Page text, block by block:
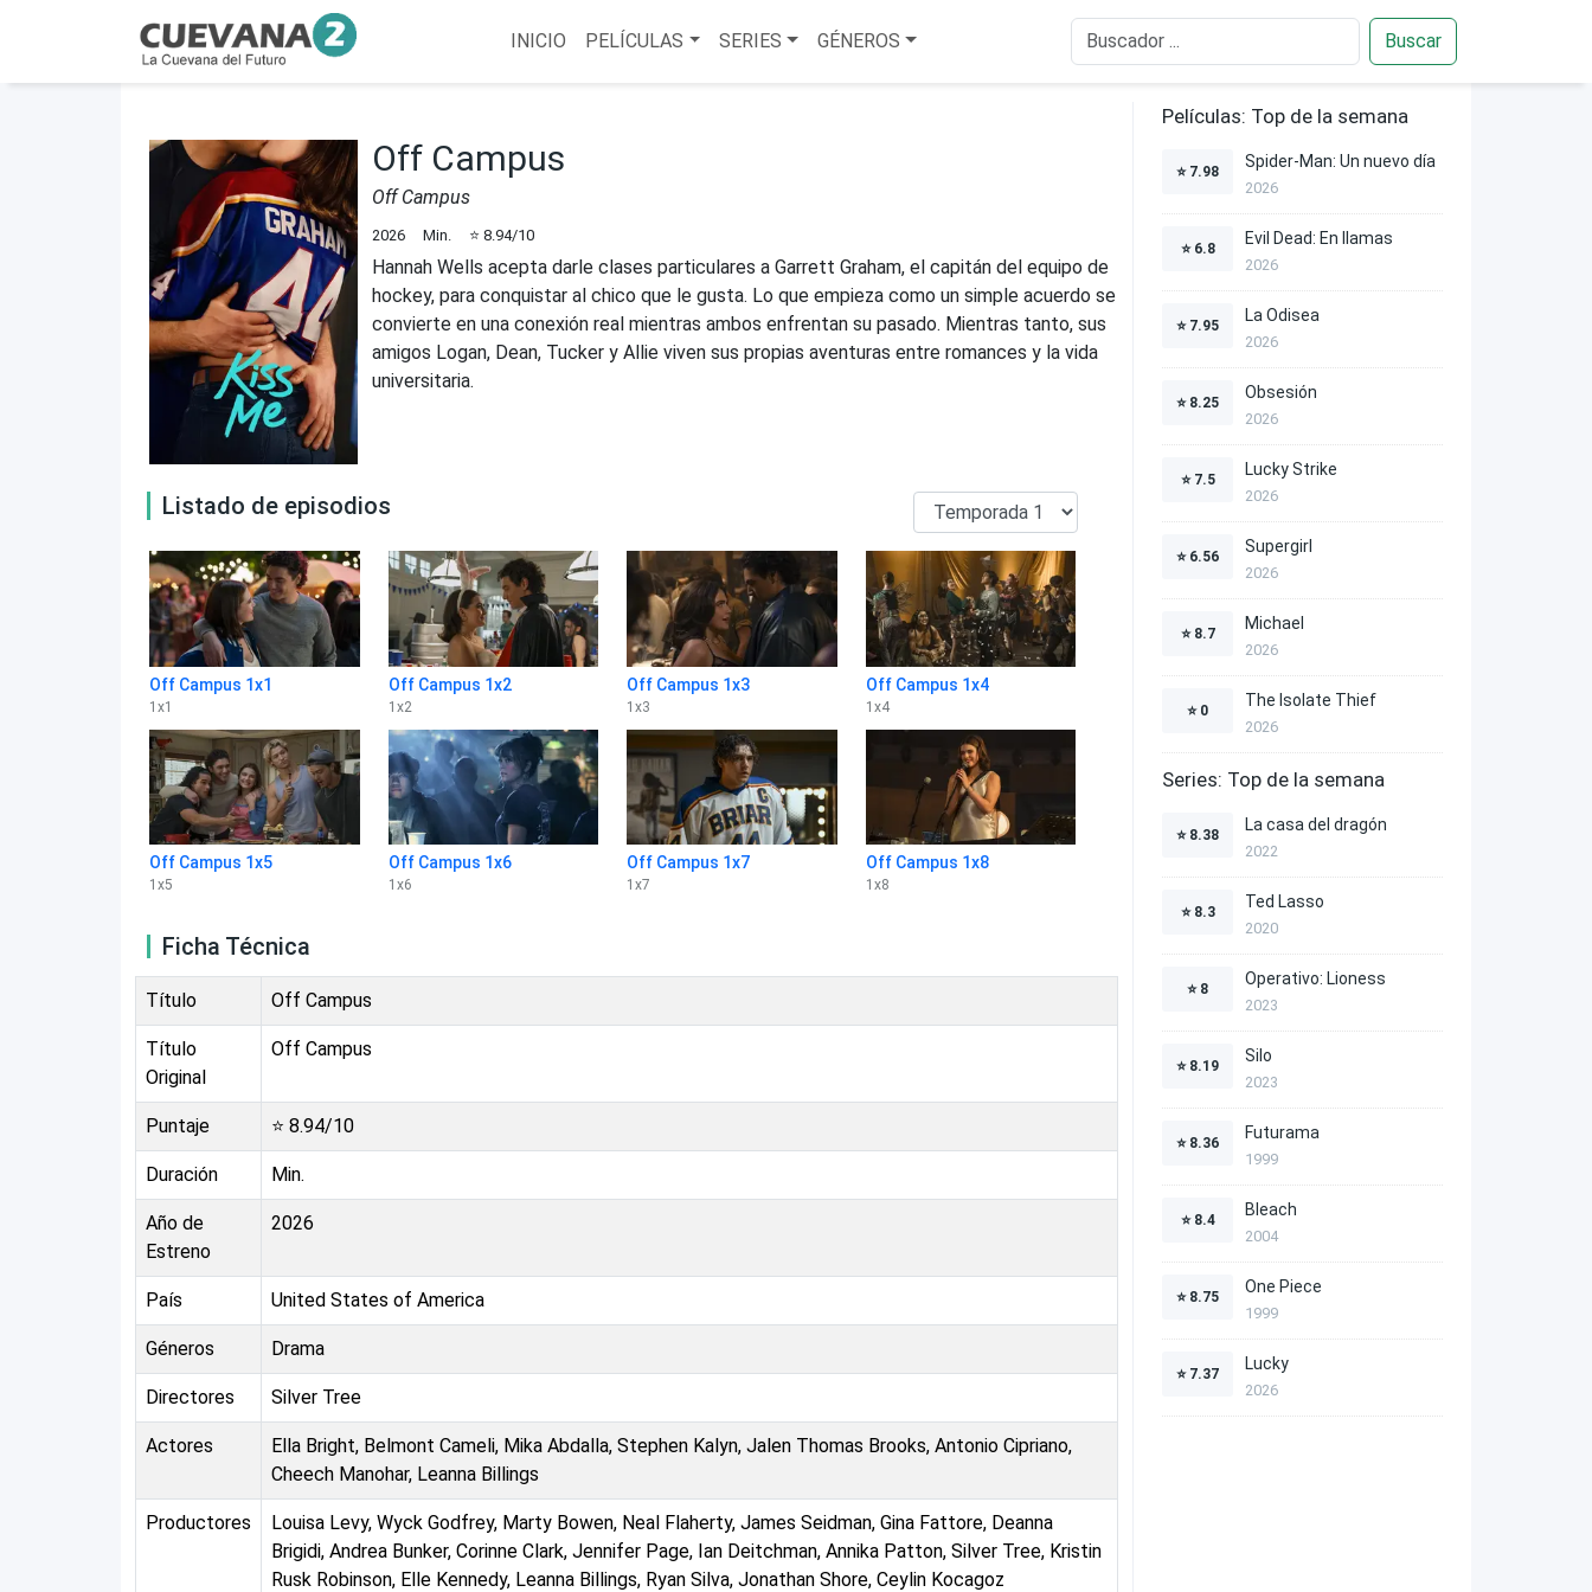
INICIO PELÍCULAS SERIES GÉNEROS Buscar
Off Campus
Off Campus
2026 Min. ⭐ 8.94/10
Hannah Wells acepta darle clases particulares a Garrett Graham, el capitán del equipo de
hockey, para conquistar al chico que le gusta. Lo que empieza como un simple acuerdo se
convierte en una conexión real mientras ambos enfrentan su pasado. Mientras tanto, sus
amigos Logan, Dean, Tucker y Allie viven sus propias aventuras entre romances y la vida
universitaria.
Listado de episodios
Off Campus 1x1
1 x1
Off Campus 1x2
1 x2
Off Campus 1x3
1 x3
Off Campus 1x4
1 x4
Off Campus 1x5
1 x5
Off Campus 1x6
1 x6
Off Campus 1x7
1 x7
Off Campus 1x8
1 x8
Ficha Técnica
Título Off Campus
Título
Original
Off Campus
Puntaje ⭐ 8.94/10
Duración Min.
Año de
Estreno
2026
País United States of America
Géneros Drama
Directores Silver Tree
Actores
Ella Bright, Belmont Cameli, Mika Abdalla, Stephen Kalyn, Jalen Thomas Brooks, Antonio Cipriano,
Cheech Manohar, Leanna Billings
Productores
Louisa Levy, Wyck Godfrey, Marty Bowen, Neal Flaherty, James Seidman, Gina Fattore, Deanna
Brigidi, Andrea Bunker, Corinne Clark, Jennifer Page, Ian Deitchman, Annika Patton, Silver Tree, Kristin
Rusk Robinson, Elle Kennedy, Leanna Billings, Ryan Silva, Jonathan Shore, Ceylin Kocagoz
Películas: Top de la semana
⭐ 7.98
Spider-Man: Un nuevo día
2026
⭐ 6.8
Evil Dead: En llamas
2026
⭐ 7.95
La Odisea
2026
⭐ 8.25
Obsesión
2026
⭐ 7.5
Lucky Strike
2026
⭐ 6.56
Supergirl
2026
⭐ 8.7
Michael
2026
⭐ 0
The Isolate Thief
2026
Series: Top de la semana
⭐ 8.38
La casa del dragón
2022
⭐ 8.3
Ted Lasso
2020
⭐ 8
Operativo: Lioness
2023
⭐ 8.19
Silo
2023
⭐ 8.36
Futurama
1999
⭐ 8.4
Bleach
2004
⭐ 8.75
One Piece
1999
⭐ 7.37
Lucky
2026